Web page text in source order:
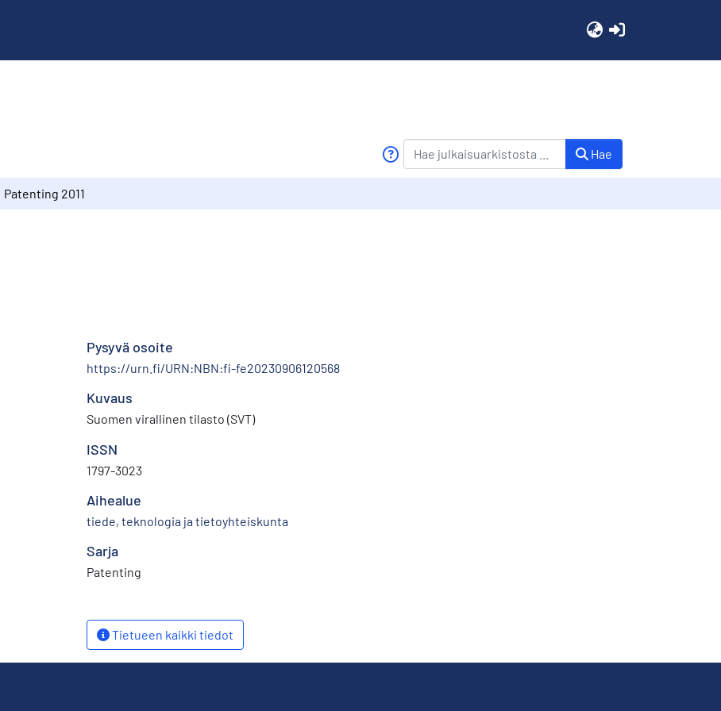
Hae
Patenting 2011
Pysyvä osoite
https://urn.fi/URN:NBN:fi-fe20230906120568
Kuvaus
Suomen virallinen tilasto (SVT)
ISSN
1797-3023
Aihealue
tiede, teknologia ja tietoyhteiskunta
Sarja
Patenting
Tietueen kaikki tiedot